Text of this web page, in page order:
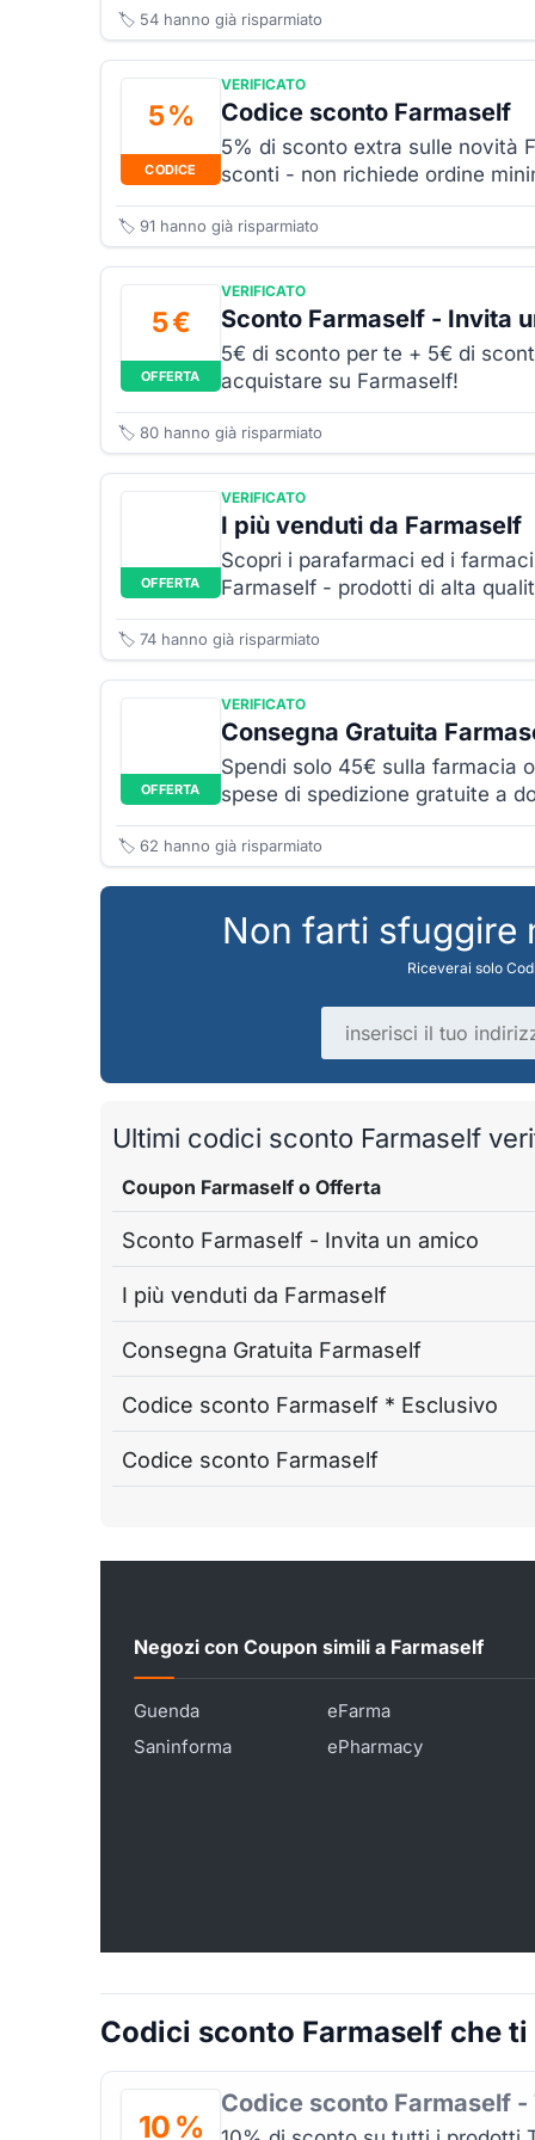
🏷️ 54 hanno già risparmiato
5 %
CODICE
VERIFICATO
Codice sconto Farmaself
5% di sconto extra sulle novità
sconti - non richiede ordine
🏷️ 91 hanno già risparmiato
5 €
OFFERTA
VERIFICATO
Sconto Farmaself - Invita
5€ di sconto per te + 5€ di
acquistare su Farmaself!
🏷️ 80 hanno già risparmiato
OFFERTA
VERIFICATO
I più venduti da Farmaself
Scopri i parafarmaci ed i
Farmaself - prodotti di alta
🏷️ 74 hanno già risparmiato
OFFERTA
VERIFICATO
Consegna Gratuita
Spendi solo 45€ sulla farmacia
spese di spedizione gratuite a
🏷️ 62 hanno già risparmiato
Non farti sfuggire
Riceverai solo
Indirizzo email
Ultimi codici sconto Farmaself
Coupon Farmaself o Offerta
Sconto Farmaself - Invita un amico
I più venduti da Farmaself
Consegna Gratuita Farmaself
Codice sconto Farmaself * Esclusivo
Codice sconto Farmaself
Negozi con Coupon simili a Farmaself
Guenda
eFarma
Saninforma
ePharmacy
Codici sconto Farmaself che ti
10 %
Codice sconto Farmaself